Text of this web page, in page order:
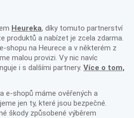
Heureka, díky tomuto partnerství
produktů a nabízet je zcela zdarma.
shopu na Heurece a v některém z
malou provizi. Vy nic navíc
i s dalšími partnery. Více o tom,
e-shopů máme ověřených a
jen ty, které jsou bezpečné.
škody způsobené výběrem